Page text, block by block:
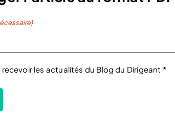
les actualités du Blog du Dirigeant *